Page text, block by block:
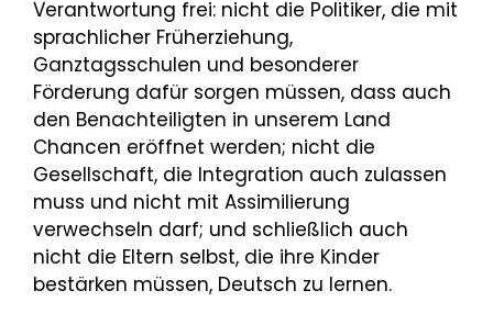
Verantwortung frei: nicht die Politiker, die mit
sprachlicher Früherziehung,
Ganztagsschulen und besonderer
Förderung dafür sorgen müssen, dass auch
den Benachteiligten in unserem Land
Chancen eröffnet werden; nicht die
Gesellschaft, die Integration auch zulassen
muss und nicht mit Assimilierung
verwechseln darf; und schließlich auch
nicht die Eltern selbst, die ihre Kinder
bestärken müssen, Deutsch zu lernen.